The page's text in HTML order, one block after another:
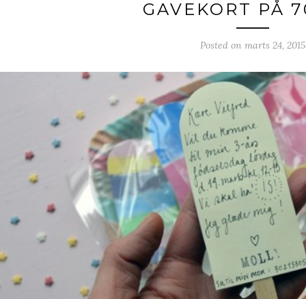
GAVEKORT PÅ
Posted on marts 24, 2015